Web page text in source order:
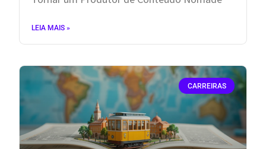
LEIA MAIS »
CARREIRAS